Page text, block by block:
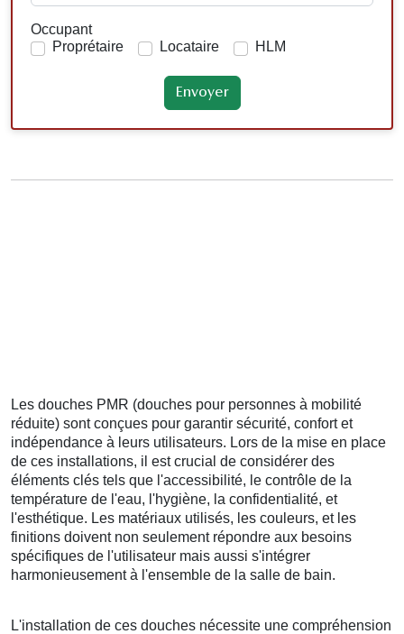
Occupant
Proprétaire
Locataire HLM
Les douches PMR (douches pour personnes à mobilité
réduite) sont conçues pour garantir sécurité, confort et
indépendance à leurs utilisateurs. Lors de la mise en place
de ces installations, il est crucial de considérer des
éléments clés tels que l'accessibilité, le contrôle de la
température de l'eau, l'hygiène, la confidentialité, et
l'esthétique. Les matériaux utilisés, les couleurs, et les
finitions doivent non seulement répondre aux besoins
spécifiques de l'utilisateur mais aussi s'intégrer
harmonieusement à l'ensemble de la salle de bain.
L'installation de ces douches nécessite une compréhension